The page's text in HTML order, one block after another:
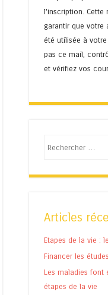
l'inscription. Cette
garantir que votre
été utilisée à
pas ce mail,
et vérifiez vos
Articles
Etapes de la vie :
Financer les
Les maladies font
étapes de la vie